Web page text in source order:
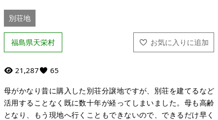
別荘地
福島県天栄村
21,287 65
母がかなり昔に購入した別荘分譲地ですが、別荘を建てるなど
活用することなく既に数十年が経ってしまいました。母も高齢
となり、もう現地へ行くこともできないので、できるだけ早く